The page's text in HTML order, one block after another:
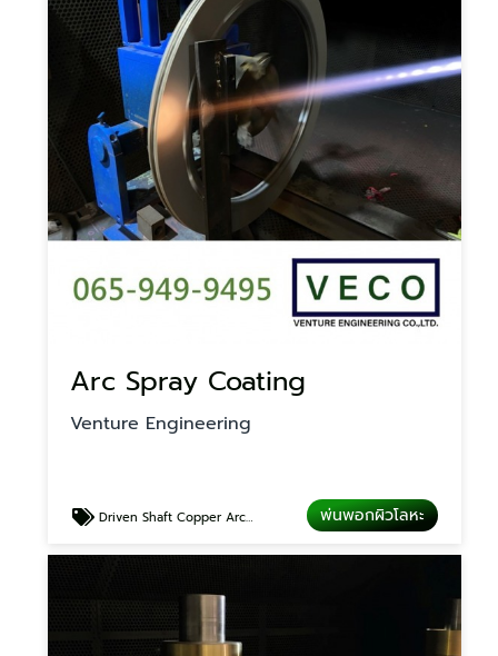
Arc Spray Coating
Venture Engineering
Driven Shaft Copper Arc Spray Coating พ่นพอกผิวโลหะ